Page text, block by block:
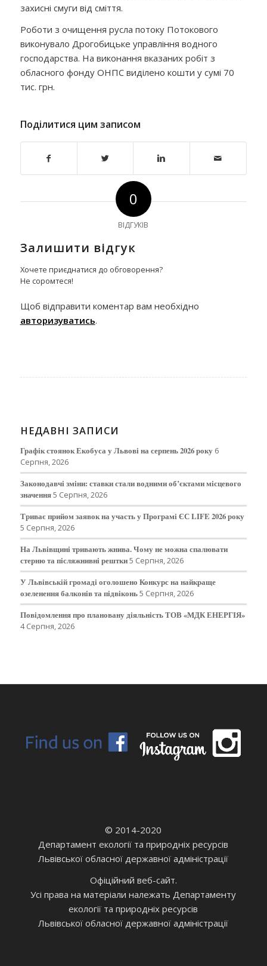
захисні смуги від сміття.
Роботи з очищення русла потоку Потокового
виконувало Дрогобицьке управління водного
господарства. На виконання вказаних робіт з
обласного фонду ОНПС виділено кошти у сумі 70
тис. грн.
Поділитися цим записом
0
ВІДГУКІВ
Залишити відгук
Хочете приєднатися до обговорення?
Не соромтеся!
Щоб відправити коментар вам необхідно
авторизуватись.
НЕДАВНІ ЗАПИСИ
Графік стоянок Екобуса у Львові на серпень 2026 року 6
Серпня, 2026
Законодавчі зміни: ставки стали водними об’єктами місцевого
значення5 Серпня, 2026
Триває прийом заявок на участь у Програмі ЄС LIFE 2026 року
5 Серпня, 2026
На Львівщині тривають жнива. Чому не можна спалювати
стерню та післяжнивні рештки5 Серпня, 2026
У Львівській громаді оголошено Конкурс на найкраще
озеленення балконів та підвіконь5 Серпня, 2026
Повідомлення про плановану діяльність ТОВ «МДК ЕНЕРГІЯ»
4 Серпня, 2026
© 2014-2020
Департамент екології та природніх ресурсів
Львівської обласної державної адміністрації
Офіційний веб-сайт.
Усі права на матеріали належать Департаменту
екології та природніх ресурсів
Львівської обласної державної адміністрації